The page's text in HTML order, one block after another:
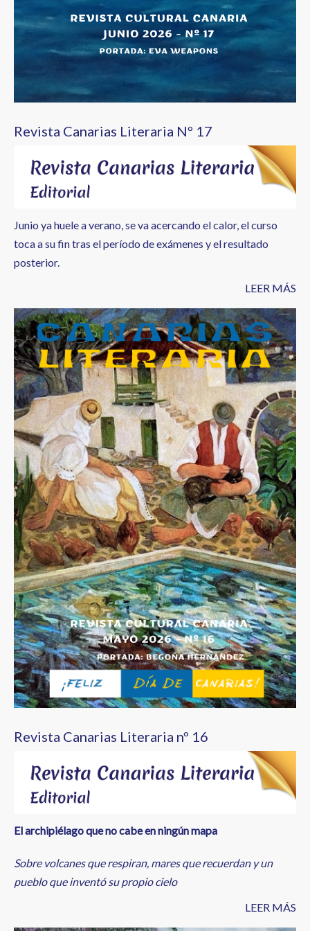
Revista Canarias Literaria Nº 17
Junio ya huele a verano, se va acercando el calor, el curso
toca a su fin tras el período de exámenes y el resultado
posterior.
LEER MÁS
Revista Canarias Literaria nº 16
El archipiélago que no cabe en ningún mapa
Sobre volcanes que respiran, mares que recuerdan y un
pueblo que inventó su propio cielo
LEER MÁS